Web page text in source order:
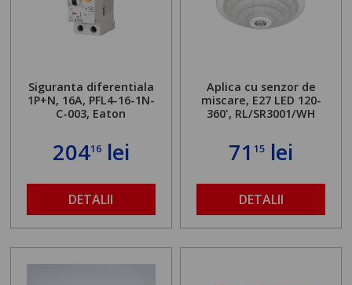
Siguranta diferentiala
1P+N, 16A, PFL4-16-1N-
C-003, Eaton
20416lei
DETALII
Aplica cu senzor de
miscare, E27 LED 120-
360', RL/SR3001/WH
7115 lei
DETALII